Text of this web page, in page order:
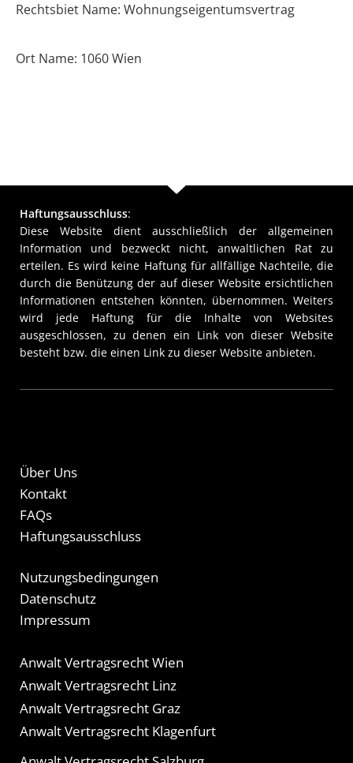
Rechtsbiet Name: Wohnungseigentumsvertrag
Ort Name: 1060 Wien
Haftungsausschluss:
Diese Website dient ausschließlich der allgemeinen
Information und bezweckt nicht, anwaltlichen Rat zu
erteilen. Es wird keine Haftung für allfällige Nachteile, die
durch die Benützung der auf dieser Website ersichtlichen
Informationen entstehen könnten, übernommen. Weiters
wird jede Haftung für die Inhalte von Websites
ausgeschlossen, zu denen ein Link von dieser Website
besteht bzw. die einen Link zu dieser Website anbieten.
Über Uns
Kontakt
FAQs
Haftungsausschluss
Nutzungsbedingungen
Datenschutz
Impressum
Anwalt Vertragsrecht Wien
Anwalt Vertragsrecht Linz
Anwalt Vertragsrecht Graz
Anwalt Vertragsrecht Klagenfurt